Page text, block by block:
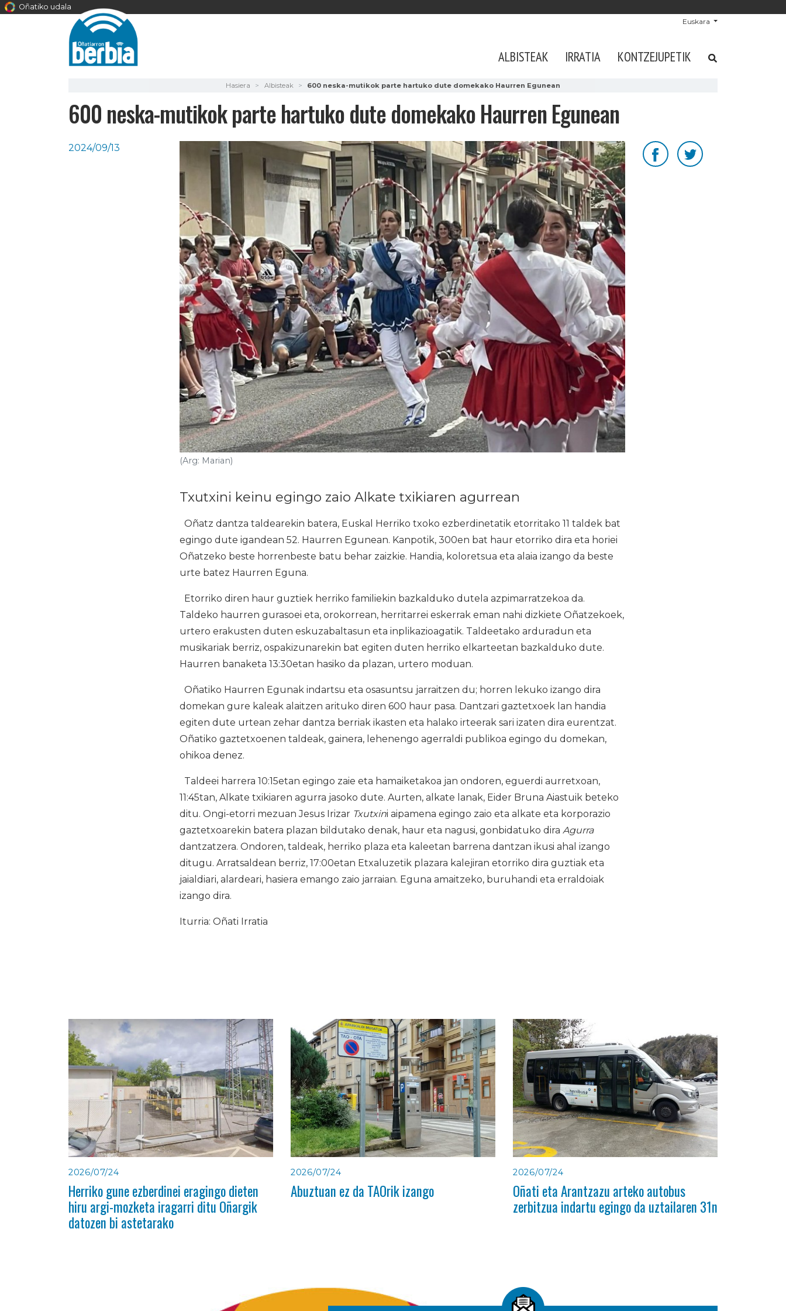
Oñatiko udala
Euskara
ALBISTEAK IRRATIA KONTZEJUPETIK
Hasiera Albisteak 600 neska-mutikok parte hartuko dute domekako Haurren Egunean
600 neska-mutikok parte hartuko dute domekako Haurren Egunean
2024/09/13
(Arg: Marian)
Txutxini keinu egingo zaio Alkate txikiaren agurrean
Oñatz dantza taldearekin batera, Euskal Herriko txoko ezberdinetatik etorritako 11 taldek bat
egingo dute igandean 52. Haurren Egunean. Kanpotik, 300en bat haur etorriko dira eta horiei
Oñatzeko beste horrenbeste batu behar zaizkie. Handia, koloretsua eta alaia izango da beste
urte batez Haurren Eguna.
Etorriko diren haur guztiek herriko familiekin bazkalduko dutela azpimarratzekoa da.
Taldeko haurren gurasoei eta, orokorrean, herritarrei eskerrak eman nahi dizkiete Oñatzekoek,
urtero erakusten duten eskuzabaltasun eta inplikazioagatik. Taldeetako arduradun eta
musikariak berriz, ospakizunarekin bat egiten duten herriko elkarteetan bazkalduko dute.
Haurren banaketa 13:30etan hasiko da plazan, urtero moduan.
Oñatiko Haurren Egunak indartsu eta osasuntsu jarraitzen du; horren lekuko izango dira
domekan gure kaleak alaitzen arituko diren 600 haur pasa. Dantzari gaztetxoek lan handia
egiten dute urtean zehar dantza berriak ikasten eta halako irteerak sari izaten dira eurentzat.
Oñatiko gaztetxoenen taldeak, gainera, lehenengo agerraldi publikoa egingo du domekan,
ohikoa denez.
Taldeei harrera 10:15etan egingo zaie eta hamaiketakoa jan ondoren, eguerdi aurretxoan,
11:45tan, Alkate txikiaren agurra jasoko dute. Aurten, alkate lanak, Eider Bruna Aiastuik beteko
ditu. Ongi-etorri mezuan Jesus Irizar Txutxini aipamena egingo zaio eta alkate eta korporazio
gaztetxoarekin batera plazan bildutako denak, haur eta nagusi, gonbidatuko dira Agurra
dantzatzera. Ondoren, taldeak, herriko plaza eta kaleetan barrena dantzan ikusi ahal izango
ditugu. Arratsaldean berriz, 17:00etan Etxaluzetik plazara kalejiran etorriko dira guztiak eta
jaialdiari, alardeari, hasiera emango zaio jarraian. Eguna amaitzeko, buruhandi eta erraldoiak
izango dira.
Iturria: Oñati Irratia
2026/07/24
Herriko gune ezberdinei eragingo dieten
hiru argi-mozketa iragarri ditu Oñargik
datozen bi astetarako
2026/07/24
Abuztuan ez da TAOrik izango
2026/07/24
Oñati eta Arantzazu arteko autobus
zerbitzua indartu egingo da uztailaren 31n